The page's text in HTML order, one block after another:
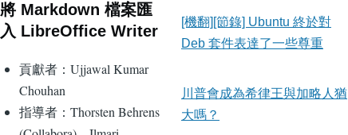
將 Markdown 檔案匯
入 LibreOffice Writer
貢獻者：Ujjawal Kumar
Chouhan
指導者：Thorsten Behrens
[機翻][節錄] Ubuntu 終於對
Deb 套件表達了一些尊重
川普會成為希律王與加略人猶
大嗎？